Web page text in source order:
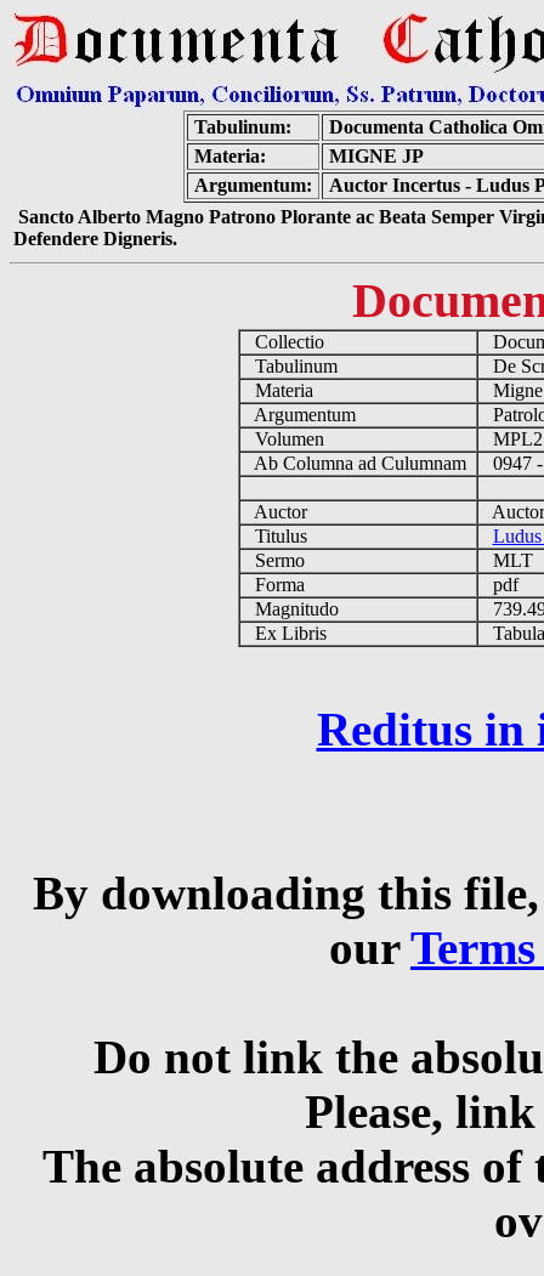
Tabulinum:
Documenta Catholica
Materia:
MIGNE JP
Argumentum:
Auctor Incertus - Ludus
Sancto Alberto Magno Patrono Plorante ac Beata Semper
Defendere Digneris.
Collectio
Tabulinum
De
Materia
Argumentum
Volumen
Ab Columna ad Culumnam
0947
Auctor
Titulus
Sermo
MLT
Forma
pdf
Magnitudo
Ex Libris
Reditus in
By downloading this
our
Do not link the
Please,
The absolute address